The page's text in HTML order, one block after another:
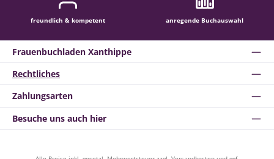
freundlich & kompetent anregende Buchauswahl
Rechtliches
Zahlungsarten
Besuche uns auch hier
Frauenbuchladen Xanthippe